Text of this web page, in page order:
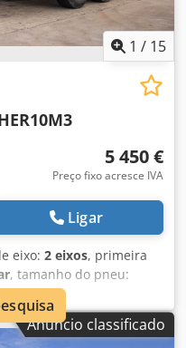
1 / 15
5 450 €
Preço fixo acresce IVA
Ligar
eixo: 2 eixos, primeira
, tamanho do pneu:
1 310 mm
Dimensão dos
pneumática
Anúncio classificado